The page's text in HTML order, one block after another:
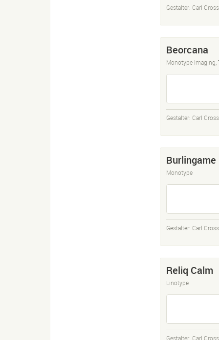
Gestalter: Carl
Beorcana
Monotype Imaging,
Gestalter: Carl
Burlingame
Monotype
Gestalter: Carl
Reliq Calm
Linotype
Gestalter: Carl